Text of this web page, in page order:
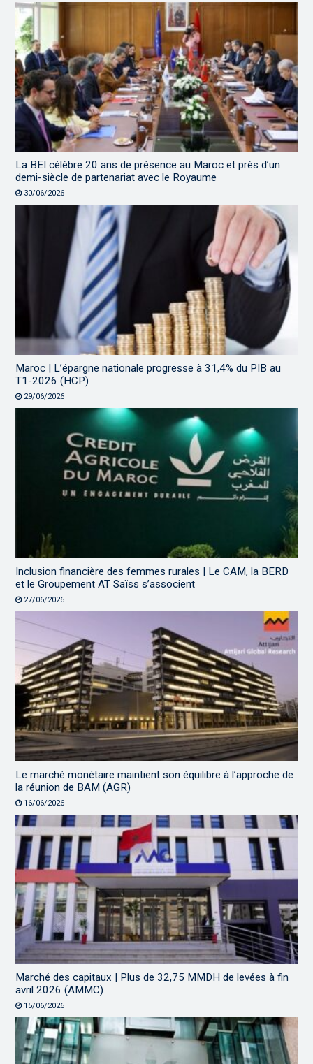
La BEI célèbre 20 ans de présence au Maroc et près d’un
demi-siècle de partenariat avec le Royaume
30/06/2026
Maroc | L’épargne nationale progresse à 31,4% du PIB au
T1-2026 (HCP)
29/06/2026
Inclusion financière des femmes rurales | Le CAM, la BERD
et le Groupement AT Saïss s’associent
27/06/2026
Le marché monétaire maintient son équilibre à l’approche de
la réunion de BAM (AGR)
16/06/2026
Marché des capitaux | Plus de 32,75 MMDH de levées à fin
avril 2026 (AMMC)
15/06/2026